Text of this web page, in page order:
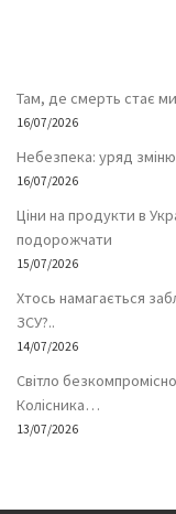
Там, де смерть стає
16/07/2026
Небезпека: уряд
16/07/2026
Ціни на продукти в
подорожчати
15/07/2026
Хтось намагається
ЗСУ?..
14/07/2026
Світло
Колісника…
13/07/2026